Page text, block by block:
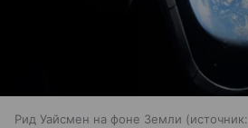
Рид Уайсмен на фоне Земли источник: